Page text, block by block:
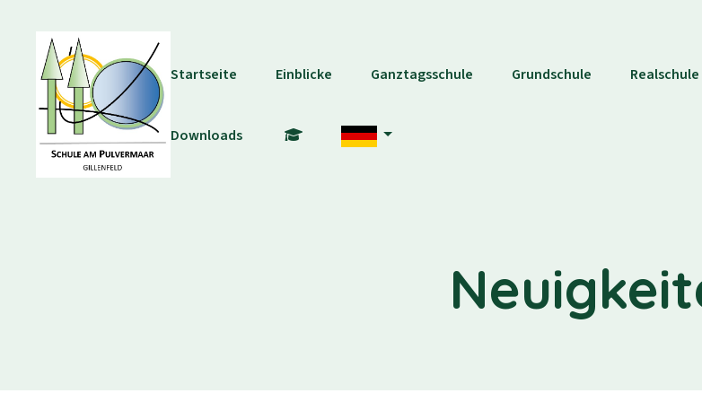
Startseite Einblicke Ganztagsschule Grundschule
Downloads